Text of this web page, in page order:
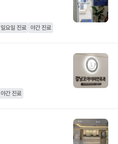
일요일 진료 야간 진료
야간 진료